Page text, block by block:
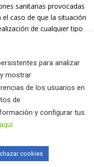
sanitarias provocadas
caso de que la situación
de cualquier tipo
Departamento de
del Gobierno Vasco.
realicen la
personas que se
que debía haberse
y Ganadería está
necesarias para
respetando las
para analizar
mostrar
de los usuarios en
de
y configurar tus
aquí
cookies